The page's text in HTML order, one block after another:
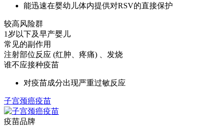
能迅速在婴幼儿体内提供对RSV的直接保护
较高风险群
1岁以下及早产婴儿
常见的副作用
注射部位反应 (红肿、疼痛) 、发烧
谁不应接种疫苗
对疫苗成分出现严重过敏反应
子宫颈癌疫苗
疫苗品牌